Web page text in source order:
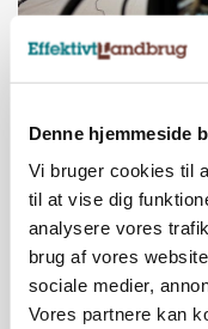
Denne hjemmeside
Vi bruger cookies til
til at vise dig
analysere vores
brug af vores
sociale medier,
Vores partnere kan
BUSINESS
Ejer eller